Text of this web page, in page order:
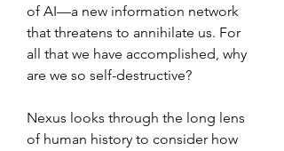
of AI—a new information network
that threatens to annihilate us. For
all that we have accomplished, why
are we so self-destructive?
Nexus looks through the long lens
of human history to consider how